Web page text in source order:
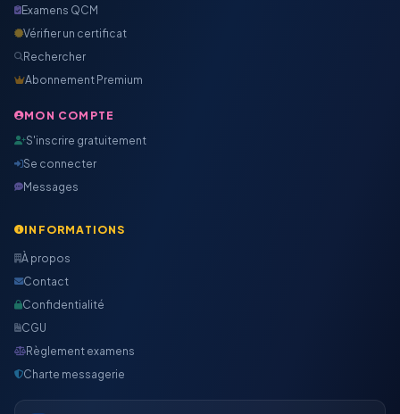
Examens QCM
Vérifier un certificat
Rechercher
Abonnement Premium
MON COMPTE
S'inscrire gratuitement
Se connecter
Messages
INFORMATIONS
À propos
Contact
Confidentialité
CGU
Règlement examens
Charte messagerie